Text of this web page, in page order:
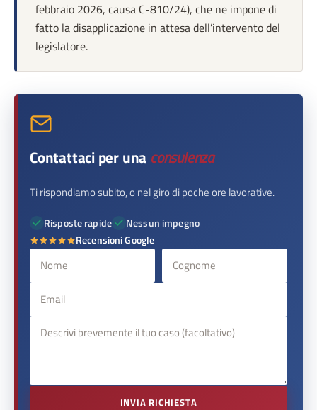
febbraio 2026, causa C-810/24), che ne impone di
fatto la disapplicazione in attesa dell’intervento del
legislatore.
Contattaci per una consulenza
Ti rispondiamo subito, o nel giro di poche ore lavorative.
Risposte rapide
Nessun impegno
Recensioni Google
INVIA RICHIESTA